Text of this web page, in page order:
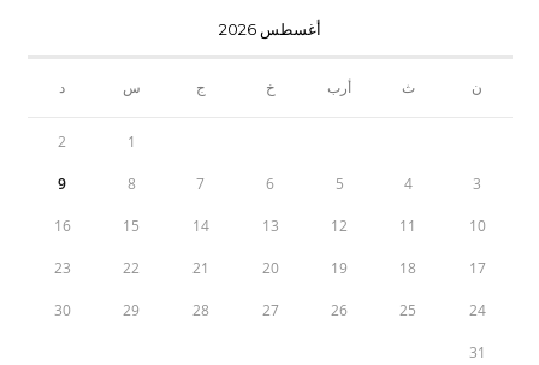
أغسطس 2026
ن ث أرب خ ج س د
1
2
3
4
5
6
7
8
9
10
11
12
13
14
15
16
17
18
19
20
21
22
23
24
25
26
27
28
29
30
31